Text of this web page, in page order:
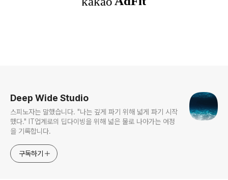
Deep Wide Studio
스피노자는 말했습니다. "나는 깊게 파기 위해 넓게 파기 시작
했다." IT업계로의 딥다이빙을 위해 넓은 물로 나아가는 여정
을 기록합니다.
구독하기